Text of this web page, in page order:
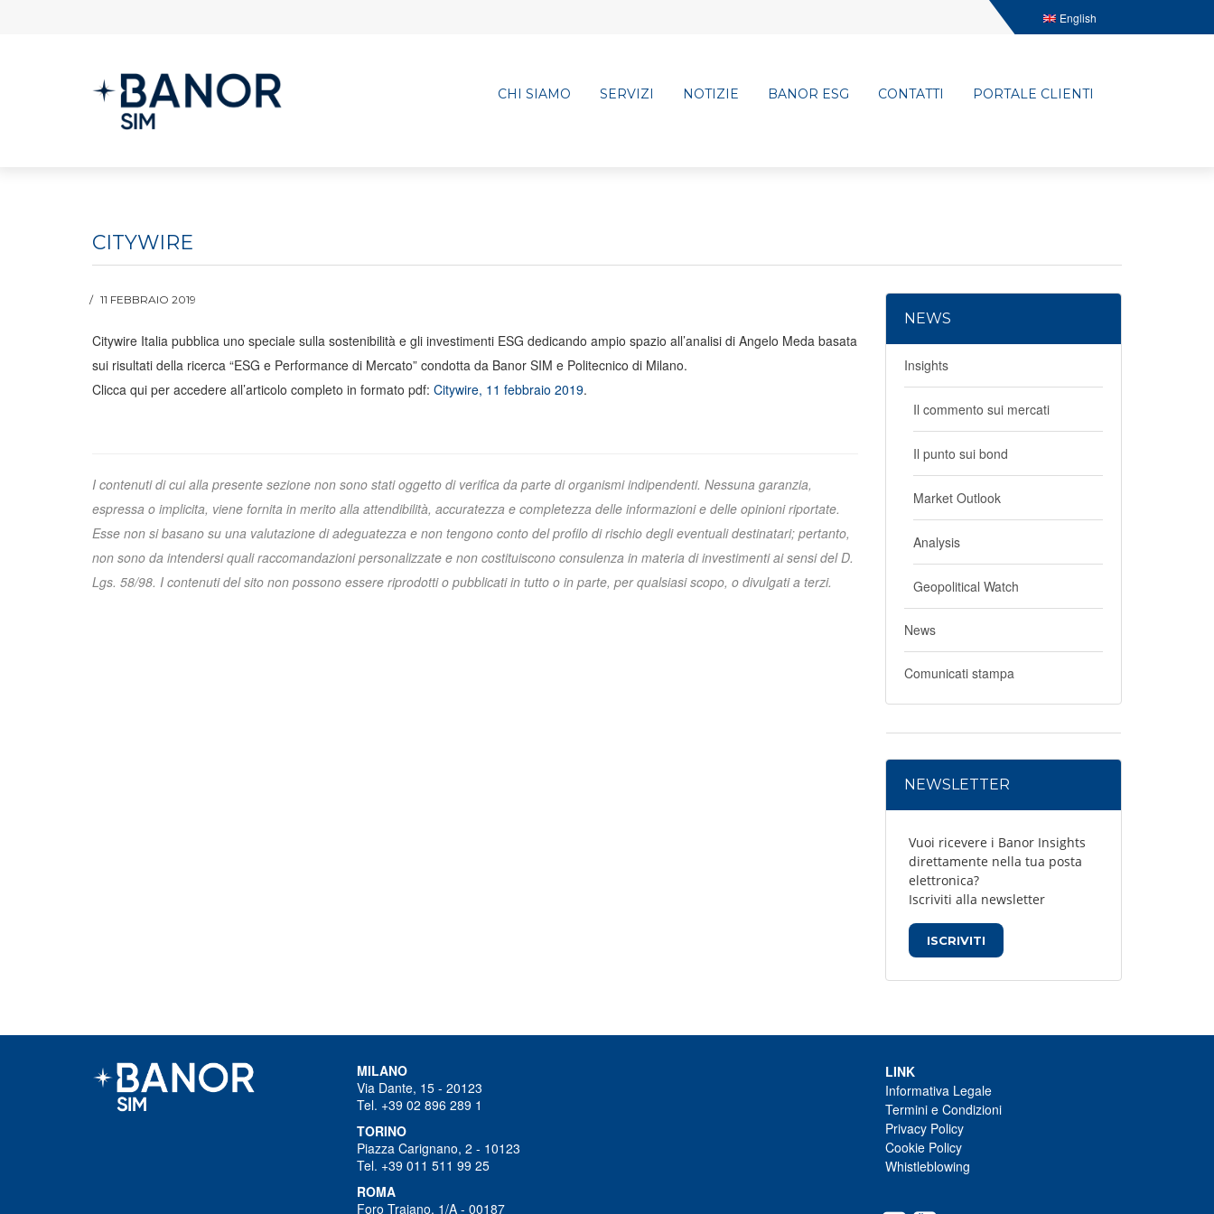
English
CHI SIAMO SERVIZI NOTIZIE BANOR ESG CONTATTI PORTALE CLIENTI
CITYWIRE
11 FEBBRAIO 2019
Citywire Italia pubblica uno speciale sulla sostenibilità e gli investimenti ESG dedicando ampio spazio all’analisi di Angelo Meda basata
sui risultati della ricerca “ESG e Performance di Mercato” condotta da Banor SIM e Politecnico di Milano.
Clicca qui per accedere all’articolo completo in formato pdf: Citywire, 11 febbraio 2019.
I contenuti di cui alla presente sezione non sono stati oggetto di verifica da parte di organismi indipendenti. Nessuna garanzia,
espressa o implicita, viene fornita in merito alla attendibilità, accuratezza e completezza delle informazioni e delle opinioni riportate.
Esse non si basano su una valutazione di adeguatezza e non tengono conto del profilo di rischio degli eventuali destinatari; pertanto,
non sono da intendersi quali raccomandazioni personalizzate e non costituiscono consulenza in materia di investimenti ai sensi del D.
Lgs. 58/98. I contenuti del sito non possono essere riprodotti o pubblicati in tutto o in parte, per qualsiasi scopo, o divulgati a terzi.
NEWS
Insights
Il commento sui mercati
Il punto sui bond
Market Outlook
Analysis
Geopolitical Watch
News
Comunicati stampa
NEWSLETTER
Vuoi ricevere i Banor Insights
direttamente nella tua posta
elettronica?
Iscriviti alla newsletter
ISCRIVITI
MILANO
Via Dante, 15 - 20123
Tel. +39 02 896 289 1
TORINO
Piazza Carignano, 2 - 10123
Tel. +39 011 511 99 25
ROMA
Foro Traiano, 1/A - 00187
LINK
Informativa Legale
Termini e Condizioni
Privacy Policy
Cookie Policy
Whistleblowing